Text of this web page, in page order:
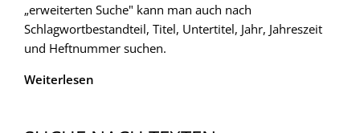
„erweiterten Suche" kann man auch nach
Schlagwortbestandteil, Titel, Untertitel, Jahr, Jahreszeit
und Heftnummer suchen.
Weiterlesen